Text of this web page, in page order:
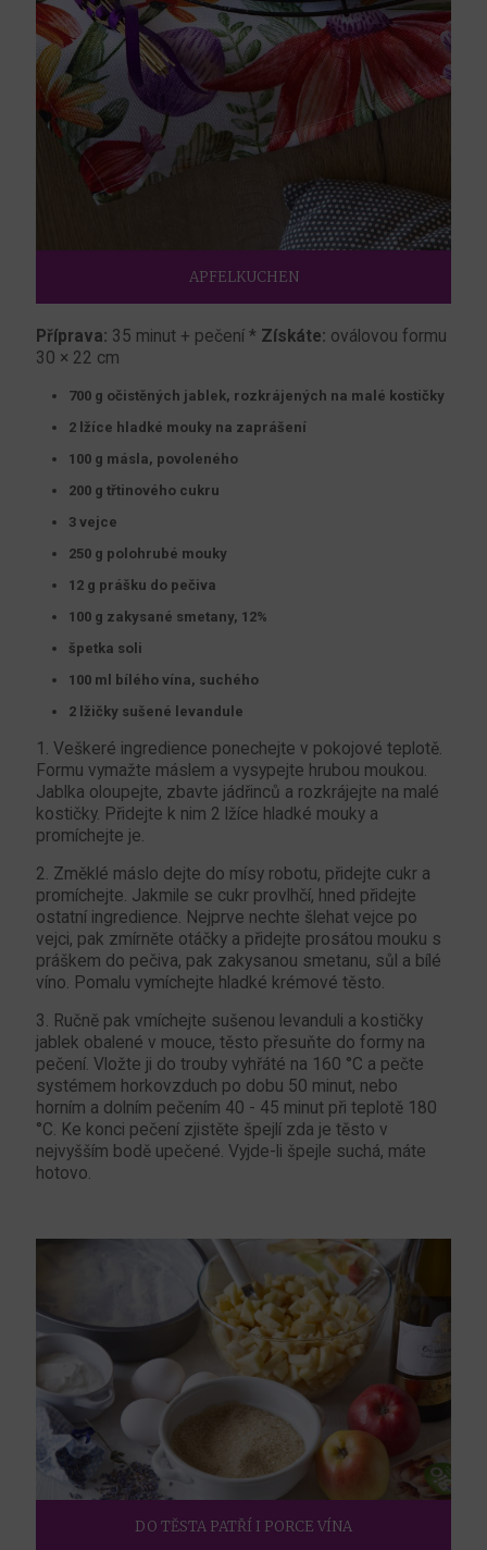
APFELKUCHEN
Příprava: 35 minut + pečení * Získáte: oválovou formu
30 × 22 cm
700 g očistěných jablek, rozkrájených na malé kostičky
2 lžíce hladké mouky na zaprášení
100 g másla, povoleného
200 g třtinového cukru
3 vejce
250 g polohrubé mouky
12 g prášku do pečiva
100 g zakysané smetany, 12%
špetka soli
100 ml bílého vína, suchého
2 lžičky sušené levandule
1. Veškeré ingredience ponechejte v pokojové teplotě.
Formu vymažte máslem a vysypejte hrubou moukou.
Jablka oloupejte, zbavte jádřinců a rozkrájejte na malé
kostičky. Přidejte k nim 2 lžíce hladké mouky a
promíchejte je.
2. Změklé máslo dejte do mísy robotu, přidejte cukr a
promíchejte. Jakmile se cukr provlhčí, hned přidejte
ostatní ingredience. Nejprve nechte šlehat vejce po
vejci, pak zmírněte otáčky a přidejte prosátou mouku s
práškem do pečiva, pak zakysanou smetanu, sůl a bílé
víno. Pomalu vymíchejte hladké krémové těsto.
3. Ručně pak vmíchejte sušenou levanduli a kostičky
jablek obalené v mouce, těsto přesuňte do formy na
pečení. Vložte ji do trouby vyhřáté na 160 °C a pečte
systémem horkovzduch po dobu 50 minut, nebo
horním a dolním pečením 40 - 45 minut při teplotě 180
°C. Ke konci pečení zjistěte špejlí zda je těsto v
nejvyšším bodě upečené. Vyjde-li špejle suchá, máte
hotovo.
DO TĚSTA PATŘÍ I PORCE VÍNA